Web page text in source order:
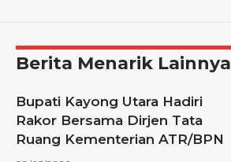
Berita Menarik Lainnya
Bupati Kayong Utara Hadiri
Rakor Bersama Dirjen Tata
Ruang Kementerian ATR/BPN